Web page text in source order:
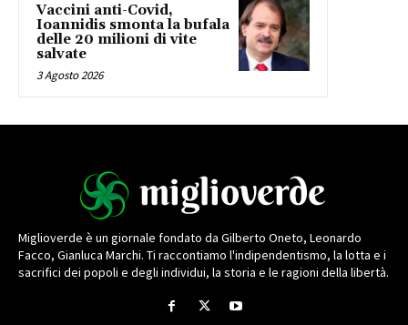
Vaccini anti-Covid,
Ioannidis smonta la bufala
delle 20 milioni di vite
salvate
3 Agosto 2026
Miglioverde è un giornale fondato da Gilberto Oneto, Leonardo
Facco, Gianluca Marchi. Ti raccontiamo l'indipendentismo, la lotta e i
sacrifici dei popoli e degli individui, la storia e le ragioni della libertà.